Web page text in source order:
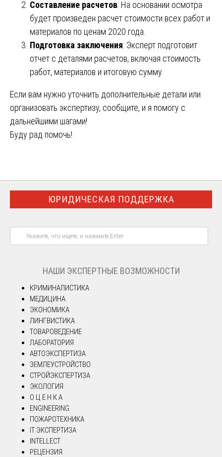
Составление расчетов: На основании осмотра
будет произведен расчет стоимости всех работ и
материалов по ценам 2020 года.
Подготовка заключения: Эксперт подготовит
отчет с деталями расчетов, включая стоимость
работ, материалов и итоговую сумму.
Если вам нужно уточнить дополнительные детали или
организовать экспертизу, сообщите, и я помогу с
дальнейшими шагами!
Буду рад помочь!
ЮРИДИЧЕСКАЯ ПОДДЕРЖКА
НАШИ ЭКСПЕРТНЫЕ ВОЗМОЖНОСТИ
КРИМИНАЛИСТИКА
МЕДИЦИНА
ЭКОНОМИКА
ЛИНГВИСТИКА
ТОВАРОВЕДЕНИЕ
ЛАБОРАТОРИЯ
АВТОЭКСПЕРТИЗА
ЗЕМЛЕУСТРОЙСТВО
СТРОЙЭКСПЕРТИЗА
ЭКОЛОГИЯ
О Ц Е Н К А
ENGINEERING
ПОЖАРОТЕХНИКА
IT ЭКСПЕРТИЗА
INTELLECT
РЕЦЕНЗИЯ